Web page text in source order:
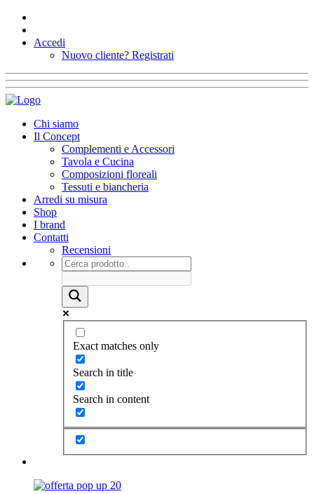
Accedi
Nuovo cliente? Registrati
Chi siamo
Il Concept
Complementi e Accessori
Tavola e Cucina
Composizioni floreali
Tessuti e biancheria
Arredi su misura
Shop
I brand
Contatti
Recensioni
Exact matches only
Search in title
Search in content